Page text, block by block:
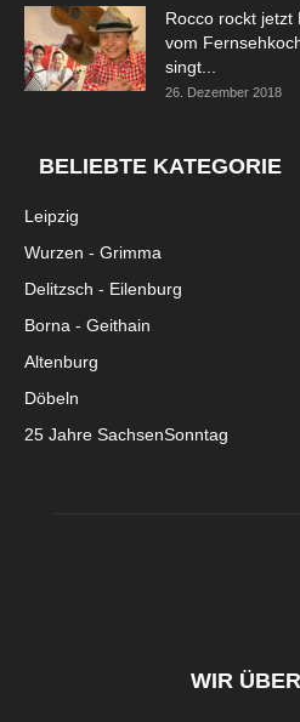
Rocco rockt jetzt
vom
singt...
26. Dezember 2018
BELIEBTE KATEGORIE
Leipzig
Wurzen - Grimma
Delitzsch - Eilenburg
Borna - Geithain
Altenburg
Döbeln
25 Jahre SachsenSonntag
WIR